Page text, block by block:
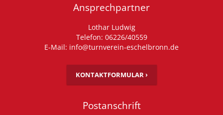
Ansprechpartner
Lothar Ludwig
Telefon: 06226/40559
E-Mail: info@turnverein-eschelbronn.de
KONTAKTFORMULAR ›
Postanschrift